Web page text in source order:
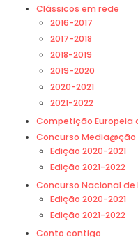
Clássicos em rede
2016-2017
2017-2018
2018-2019
2019-2020
2020-2021
2021-2022
Competição Europeia
Concurso Media@ção
Edição 2020-2021
Edição 2021-2022
Concurso Nacional de
Edição 2020-2021
Edição 2021-2022
Conto contigo